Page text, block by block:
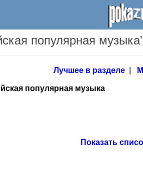
популярная музыка'
Лучшее в разделе|
популярная музыка
Показать